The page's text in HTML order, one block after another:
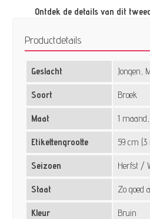
Ontdek de details van dit
Productdetails
Geslacht Jongen,
Soort Broek
Maat 1
Etikettengrootte 59 cm (3
Seizoen Herfst /
Staat Zo goed
Kleur Bruin